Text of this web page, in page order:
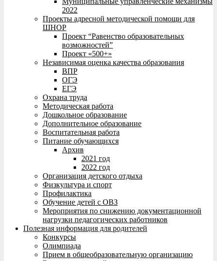
2022
Проекты адресной методической помощи для
ШНОР
Проект “Равенство образовательных
возможностей”
Проект «500+»
Независимая оценка качества образования
ВПР
ОГЭ
ЕГЭ
Охрана труда
Методическая работа
Дошкольное образование
Дополнительное образование
Воспитательная работа
Питание обучающихся
Архив
2021 год
2022 год
Организация детского отдыха
Физкультура и спорт
Профилактика
Обучение детей с ОВЗ
Мероприятия по снижению документационной
нагрузки педагогических работников
Полезная информация для родителей
Конкурсы
Олимпиада
Прием в общеобразовательную организацию